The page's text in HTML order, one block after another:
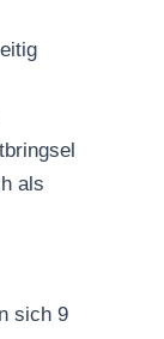
als
sich 9